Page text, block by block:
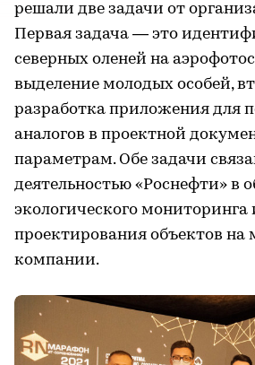
решали две задачи от
Первая задача — это
северных оленей на
выделение молодых особей,
разработка приложения для
аналогов в проектной
параметрам. Обе задачи
деятельностью «Роснефти» в
экологического мониторинга
проектирования объектов на
компании.